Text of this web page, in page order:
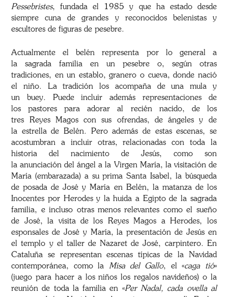
Pessebristes, fundada el 1985 y que ha estado desde
siempre cuna de grandes y reconocidos belenistas y
escultores de figuras de pesebre.
Actualmente el belén representa por lo general a
la sagrada familia en un pesebre o, según otras
tradiciones, en un establo, granero o cueva, donde nació
el niño. La tradición los acompaña de una mula y
un buey. Puede incluir además representaciones de
los pastores para adorar al recién nacido, de los
tres Reyes Magos con sus ofrendas, de ángeles y de
la estrella de Belén. Pero además de estas escenas, se
acostumbran a incluir otras, relacionadas con toda la
historia del nacimiento de Jesús, como son
la anunciación del ángel a la Virgen María, la visitación de
María (embarazada) a su prima Santa Isabel, la búsqueda
de posada de José y María en Belén, la matanza de los
Inocentes por Herodes y la huida a Egipto de la sagrada
familia, e incluso otras menos relevantes como el sueño
de José, la visita de los Reyes Magos a Herodes, los
esponsales de José y María, la presentación de Jesús en
el templo y el taller de Nazaret de José, carpintero. En
Cataluña se representan escenas típicas de la Navidad
contemporánea, como la
Misa del Gallo, el «caga tió»
(juego para hacer a los niños los regalos navideños) o la
reunión de toda la familia en «Per Nadal, cada ovella al